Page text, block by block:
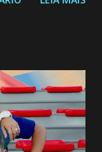
26 a 14/06/26
o tipo de
a vida. Camila
seria o
Manuel avisa a